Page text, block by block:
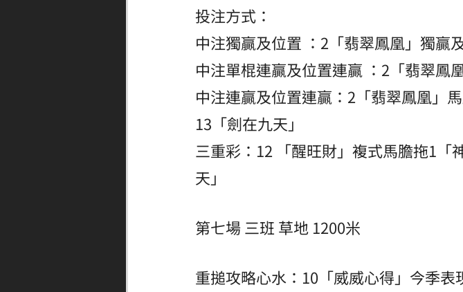
投注方式：
中注獨贏及位置 ：2「翡翠鳳凰」獨贏
中注單棍連贏及位置連贏 ：2「翡翠鳳
中注連贏及位置連贏：2「翡翠鳳凰」
13「劍在九天」
三重彩：12 「醒旺財」複式馬膽拖1「
天」
第七場 三班 草地 1200米
重搥攻略心水：10「威威心得」今季